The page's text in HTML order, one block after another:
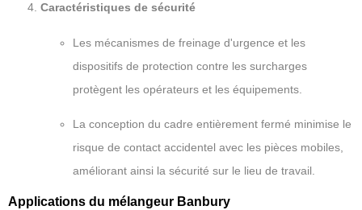
Caractéristiques de sécurité
Les mécanismes de freinage d'urgence et les
dispositifs de protection contre les surcharges
protègent les opérateurs et les équipements.
La conception du cadre entièrement fermé minimise le
risque de contact accidentel avec les pièces mobiles,
améliorant ainsi la sécurité sur le lieu de travail.
Applications du mélangeur Banbury